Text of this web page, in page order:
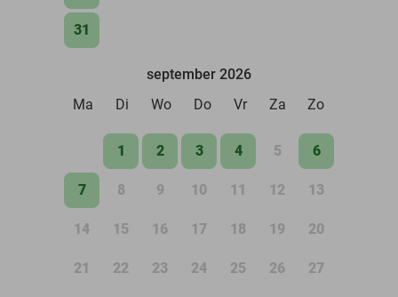
31
september 2026
Ma
Di Wo Do Vr Za Zo
1 2 3 4 5 6
7 8 9 10 11 12 13
14 15 16 17 18 19 20
21 22 23 24 25 26 27